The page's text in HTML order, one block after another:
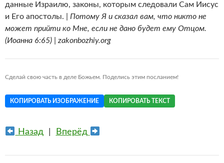
данные Израилю, законы, которым следовали Сам Иисус
и Его апостолы. | Потому Я и сказал вам, что никто не
может прийти ко Мне, если не дано будет ему Отцом.
(Иоанна 6:65) | zakonbozhiy.org
Сделай свою часть в деле Божьем. Поделись этим посланием!
КОПИРОВАТЬ ИЗОБРАЖЕНИЕ КОПИРОВАТЬ ТЕКСТ
Назад| Вперёд